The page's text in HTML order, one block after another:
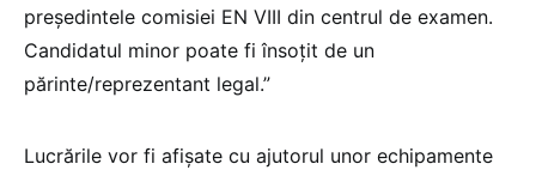
președintele comisiei EN VIII din centrul de examen.
Candidatul minor poate fi însoțit de un
părinte/reprezentant legal.”
Lucrările vor fi afișate cu ajutorul unor echipamente